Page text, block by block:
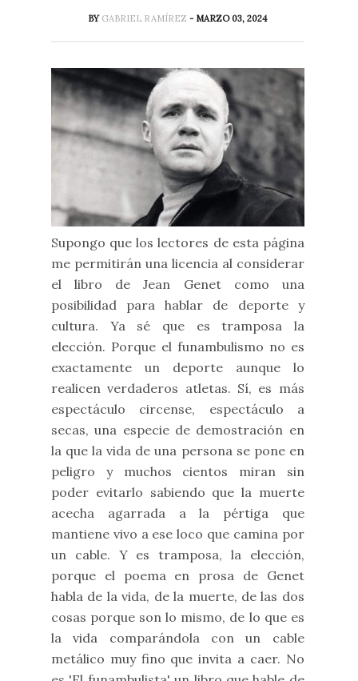
BY GABRIEL RAMÍREZ- MARZO 03, 2024
Supongo que los lectores de esta página
me permitirán una licencia al considerar
el libro de Jean Genet como una
posibilidad para hablar de deporte y
cultura. Ya sé que es tramposa la
elección. Porque el funambulismo no es
exactamente un deporte aunque lo
realicen verdaderos atletas. Sí, es más
espectáculo circense, espectáculo a
secas, una especie de demostración en
la que la vida de una persona se pone en
peligro y muchos cientos miran sin
poder evitarlo sabiendo que la muerte
acecha agarrada a la pértiga que
mantiene vivo a ese loco que camina por
un cable. Y es tramposa, la elección,
porque el poema en prosa de Genet
habla de la vida, de la muerte, de las dos
cosas porque son lo mismo, de lo que es
la vida comparándola con un cable
metálico muy fino que invita a caer. No